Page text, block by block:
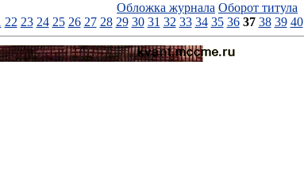
Обложка журнала Оборот титула
22 23 24 25 26 27 28 29 30 31 32 33 34 35 36 37 38 39 40